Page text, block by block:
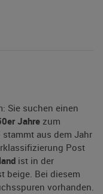
Sie suchen einen
Jahrezum
stammt aus dem Jahr
Post
ist in der
beige. Bei diesem
vorhanden.